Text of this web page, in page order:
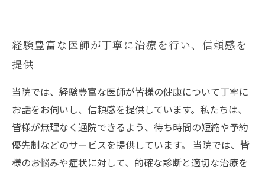
経験豊富な医師が丁寧に治療を行い、信頼感を
提供
当院では、経験豊富な医師が皆様の健康について丁寧に
お話をお伺いし、信頼感を提供しています。私たちは、
皆様が無理なく通院できるよう、待ち時間の短縮や予約
優先制などのサービスを提供しています。 当院では、皆
様のお悩みや症状に対して、的確な診断と適切な治療を